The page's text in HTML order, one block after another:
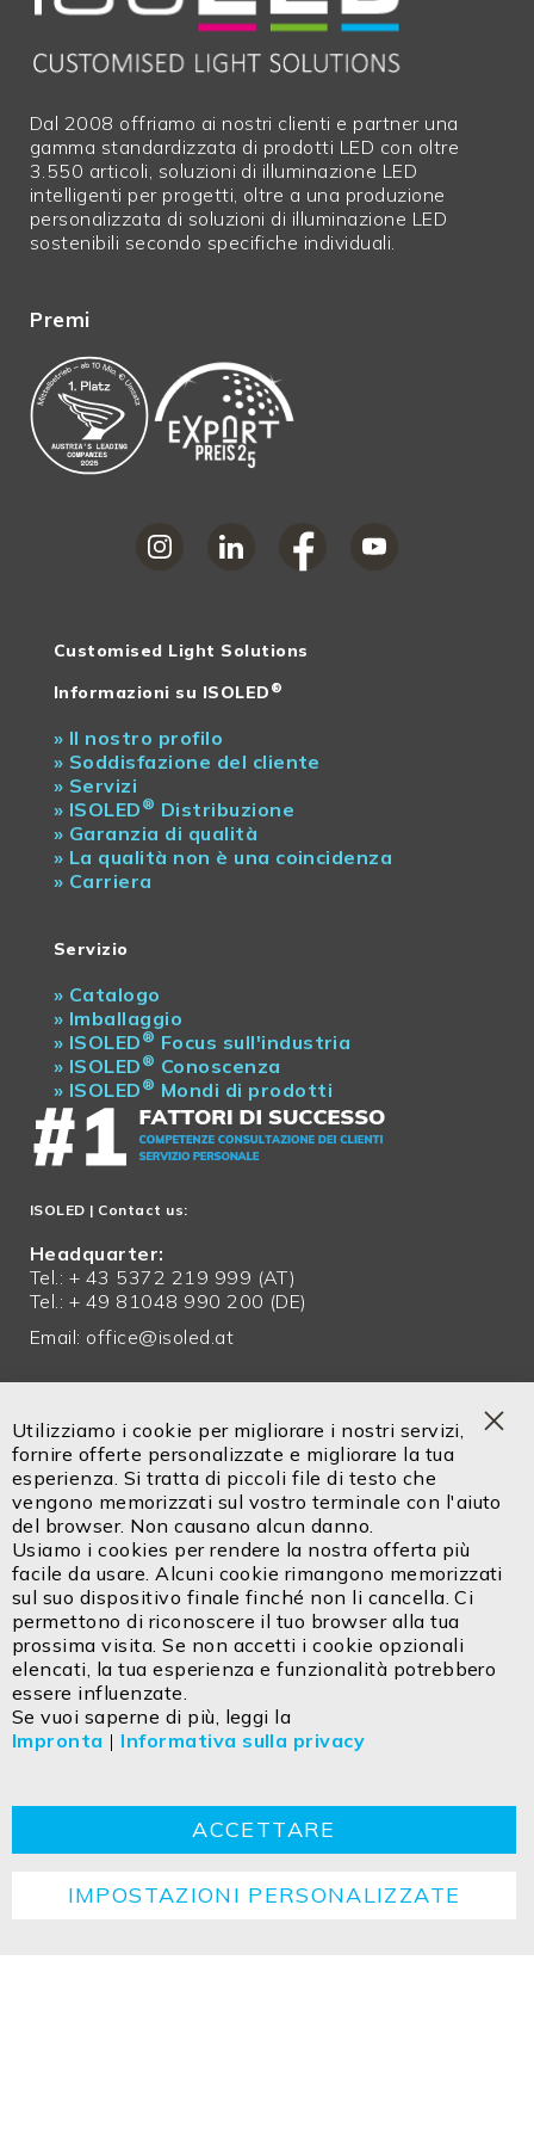
Garanzia in anni
2
Prezzo netto
N
lunghezze in
eccesso
N
Area esterna
Dal 2008 offriamo ai nostri clienti e partner una
gamma standardizzata di prodotti LED con oltre
3.550 articoli, soluzioni di illuminazione LED
intelligenti per progetti, oltre a una produzione
personalizzata di soluzioni di illuminazione LED
sostenibili secondo specifiche individuali.
Premi
Customised Light Solutions
Informazioni su ISOLED ®
» Il nostro profilo
» Soddisfazione del cliente
» Servizi
» ISOLED ® Distribuzione
» Garanzia di qualità
» La qualità non è una coincidenza
» Carriera
Servizio
» Catalogo
» Imballaggio
» ISOLED ® Focus sull'industria
» ISOLED ® Conoscenza
» ISOLED ® Mondi di prodotti
ISOLED | Contact us:
Headquarter:
Tel.: + 43 5372 219 999 (AT)
Tel.: + 49 81048 990 200 (DE)
Email: office@isoled.at
Tel. +39 0471 14302 00
Cel. +39 334 9113 336
Email:info@isoled.shop
www.isoled.shop
FIAI Handels GmbH – ISOLED ITALIA
Via Innsbruck 27/C
IT - 39100 Bolzano
ContattoImpresa Dichiarazione sulla privacy
TCG CookieRitorno
Copyright ©2026 ISOLED FIAI Handels GmbH All
Utilizziamo i cookie per migliorare i nostri servizi,
fornire offerte personalizzate e migliorare la tua
esperienza. Si tratta di piccoli file di testo che
vengono memorizzati sul vostro terminale con l'aiuto
del browser. Non causano alcun danno.
Usiamo i cookies per rendere la nostra offerta più
facile da usare. Alcuni cookie rimangono memorizzati
sul suo dispositivo finale finché non li cancella. Ci
permettono di riconoscere il tuo browser alla tua
prossima visita. Se non accetti i cookie opzionali
elencati, la tua esperienza e funzionalità potrebbero
essere influenzate.
Se vuoi saperne di più, leggi la
Impronta | Informativa sulla privacy
ACCETTARE
IMPOSTAZIONI PERSONALIZZATE